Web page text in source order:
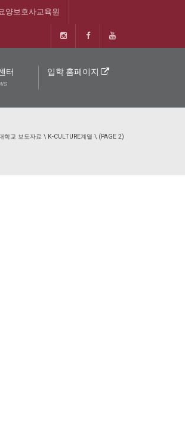
양보호사교육원
터 입학 홈페이지
학교 보도자료 \ K-CULTURE계열 \ (PAGE 2)